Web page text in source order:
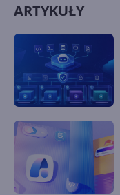
ARTYKUŁY